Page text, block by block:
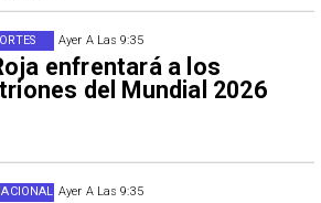
Ayer A Las 9:35
enfrentará a los
del Mundial 2026
Ayer A Las 9:35